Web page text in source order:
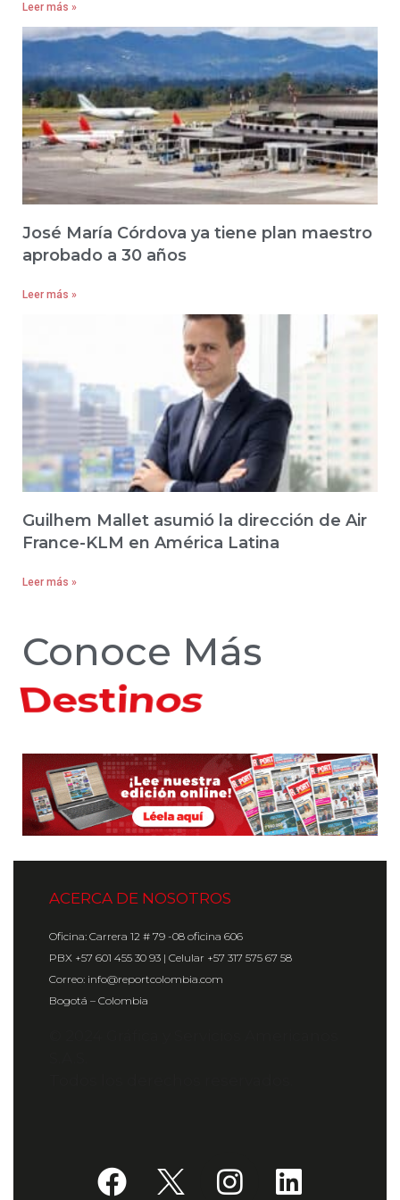
Leer más »
José María Córdova ya tiene plan maestro
aprobado a 30 años
Leer más »
Guilhem Mallet asumió la dirección de Air
France-KLM en América Latina
Leer más »
Conoce Más
ACERCA DE NOSOTROS
Oficina: Carrera 12 # 79 -08 oficina 606
PBX +57 601 455 30 93 | Celular +57 317 575 67 58
Correo: info@reportcolombia.com
Bogotá – Colombia